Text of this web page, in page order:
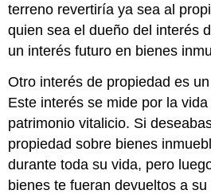
terreno revertiría ya sea al
quien sea el dueño del interés
un interés futuro en bienes
Otro interés de propiedad es
Este interés se mide por la
patrimonio vitalicio. Si
propiedad sobre bienes
durante toda su vida, pero
bienes te fueran devueltos a